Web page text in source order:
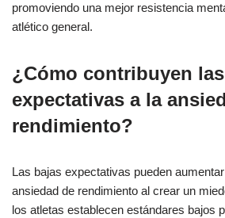
promoviendo una mejor resistencia
atlético general.
¿Cómo contribuyen
expectativas a la
rendimiento?
Las bajas expectativas pueden
ansiedad de rendimiento al crear un
los atletas establecen estándares bajos